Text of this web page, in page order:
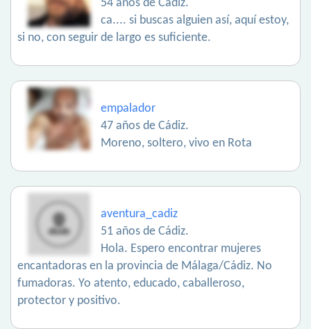
54 años de Cádiz.
ca.... si buscas alguien así, aquí estoy,
si no, con seguir de largo es suficiente.
empalador
47 años de Cádiz.
Moreno, soltero, vivo en Rota
aventura_cadiz
51 años de Cádiz.
Hola. Espero encontrar mujeres
encantadoras en la provincia de Málaga/Cádiz. No
fumadoras. Yo atento, educado, caballeroso,
protector y positivo.